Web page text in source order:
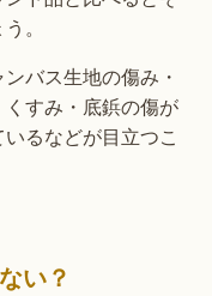
。
バス生地の傷み・
すみ・底鋲の傷が
るなどが目立つこ
い？